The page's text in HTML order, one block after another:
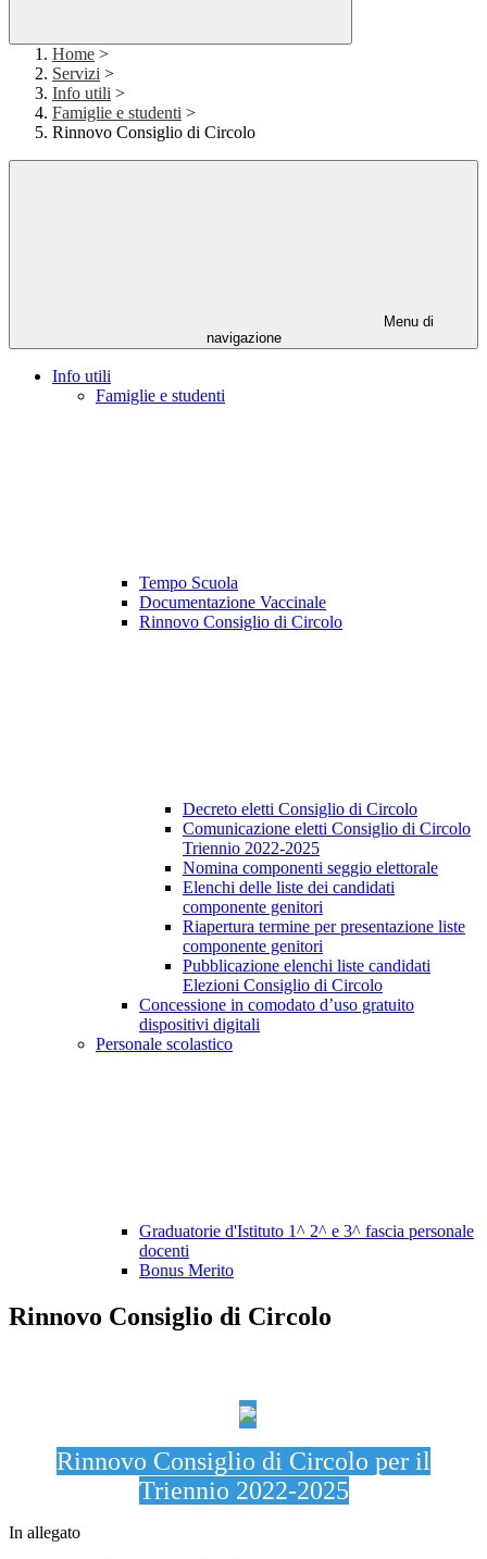
Home >
Servizi >
Info utili >
Famiglie e studenti >
Rinnovo Consiglio di Circolo
Menu di
navigazione
Info utili
Famiglie e studenti
Tempo Scuola
Documentazione Vaccinale
Rinnovo Consiglio di Circolo
Decreto eletti Consiglio di Circolo
Comunicazione eletti Consiglio di Circolo
Triennio 2022-2025
Nomina componenti seggio elettorale
Elenchi delle liste dei candidati
componente genitori
Riapertura termine per presentazione liste
componente genitori
Pubblicazione elenchi liste candidati
Elezioni Consiglio di Circolo
Concessione in comodato d’uso gratuito
dispositivi digitali
Personale scolastico
Graduatorie d'Istituto 1^ 2^ e 3^ fascia personale
docenti
Bonus Merito
Rinnovo Consiglio di Circolo
Rinnovo Consiglio di Circolo per il
Triennio 2022-2025
In allegato